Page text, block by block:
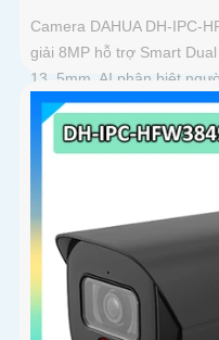
Camera DAHUA DH-IPC-
giải 8MP hỗ trợ Smart
13. 5mm, AI phân biệt
IP67 chống bụi nước